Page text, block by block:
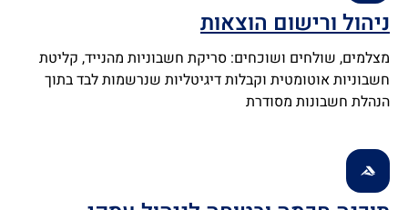
ניהול ורישום הוצאות
מצלמים, שולחים ושוכחים: סריקת חשבוניות מהנייד, קליטת
חשבוניות אוטומטית וקבלות דיגיטליות שנרשמות לבד בתוך
הנהלת חשבונות מסודרת